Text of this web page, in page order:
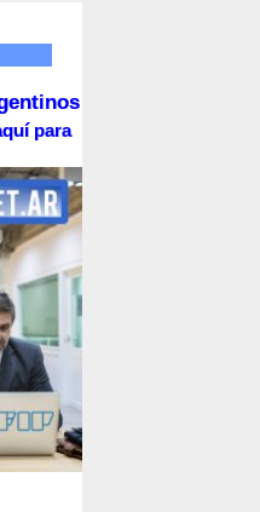
para